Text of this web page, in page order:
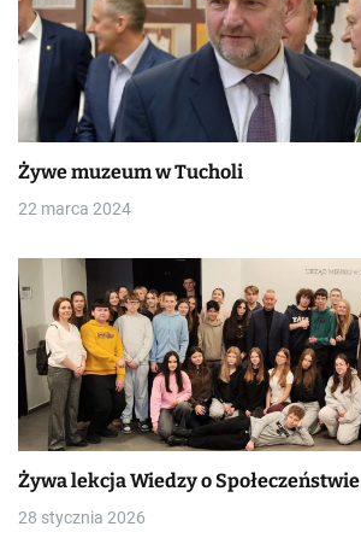
Żywe muzeum w Tucholi
22 marca 2024
Żywa lekcja Wiedzy o Społeczeństwie
28 stycznia 2026